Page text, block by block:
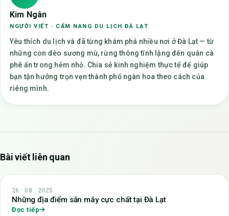
Kim Ngân
NGƯỜI VIẾT · CẨM NANG DU LỊCH ĐÀ LẠT
Yêu thích du lịch và đã từng khám phá nhiều nơi ở Đà Lạt — từ
những con đèo sương mù, rừng thông tĩnh lặng đến quán cà
phê ẩn trong hẻm nhỏ. Chia sẻ kinh nghiệm thực tế để giúp
bạn tận hưởng trọn vẹn thành phố ngàn hoa theo cách của
riêng mình.
Bài viết liên quan
26 · 08 · 2025
Những địa điểm săn mây cực chất tại Đà Lạt
Đọc tiếp